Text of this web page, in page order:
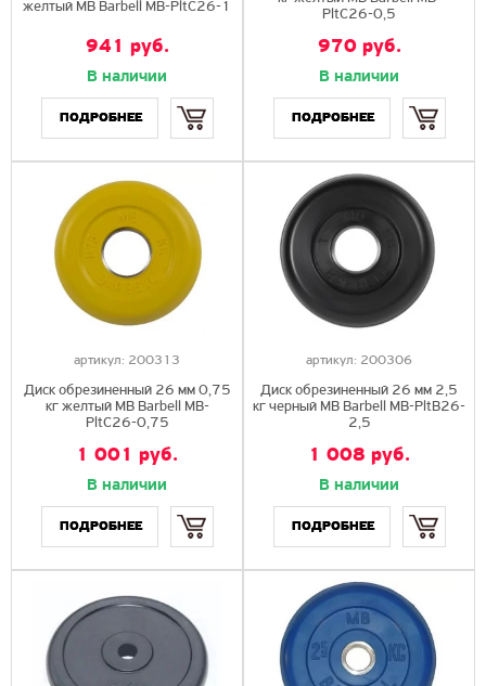
желтый MB Barbell MB-PltC26-1
941 руб.
В наличии
ПОДРОБНЕЕ
PltC26-0,5
970 руб.
В наличии
ПОДРОБНЕЕ
артикул: 200313
Диск обрезиненный 26 мм 0,75
кг желтый MB Barbell MB-
PltC26-0,75
1 001 руб.
В наличии
ПОДРОБНЕЕ
артикул: 200306
Диск обрезиненный 26 мм 2,5
кг черный MB Barbell MB-PltB26-
2,5
1 008 руб.
В наличии
ПОДРОБНЕЕ